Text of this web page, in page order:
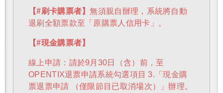
【#刷卡購票者】無須親自辦理，系統將自動
退刷全額票款至「原購票人信用卡」。
【#現金購票者】
線上申請：請於9月30日（含）前，至
OPENTIX退票申請系統勾選項目 3.「現金購
票退票申請 （僅限節目已取消場次）」辦理。